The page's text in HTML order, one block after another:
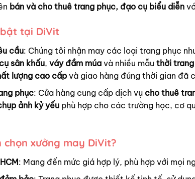
bán và cho thuê trang phục, đạo cụ biểu diễn
tại DiVit
cầu: Chúng tôi nhận may các loại trang phục
sân khấu, váy đầm múavà nhiều mẫu thời trang
lượng cao cấpvà giao hàng đúng thời gian đã
phục: Cửa hàng cung cấp dịch vụ cho thuê
ảnh kỷ yếuphù hợp cho các trường học, cơ
chọn xưởng may DiVit?
: Mang đến mức giá hợp lý, phù hợp với mọi